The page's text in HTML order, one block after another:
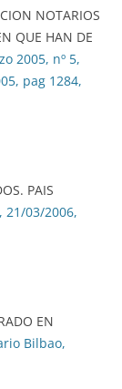
NOTARIOS
QUE HAN DE
2005, nº 5,
pag 1284,
PAIS
21/03/2006,
EN
Bilbao,